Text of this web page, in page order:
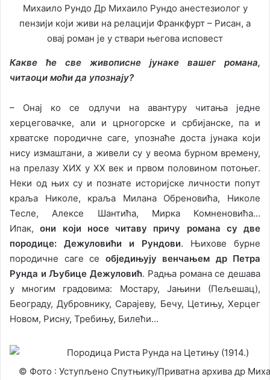
Михаило Рундо Др Михаило Рундо анестезиолог у
пензији који живи на релацији Франкфурт – Рисан, а
овај роман је у ствари његова исповест
Какве ће све живописне јунаке вашег романа,
читаоци моћи да упознају?
– Онај ко се одлучи на авантуру читања једне
херцеговачке, али и црногорске и србијанске, па и
хрватске породичне саге, упознаће доста јунака који
нису измаштани, а живели су у веома бурном времену,
на прелазу XИX у XX век и првом половином потоњег.
Неки од њих су и познате историјске личности попут
краља Николе, краља Милана Обреновића, Николе
Тесле, Алексе Шантића, Мирка Комненовића…
Ипак,они који носе читаву причу романа су две
породице: Дежуловићи и Рундови. Њихове бурне
породичне саге се обједињују венчањем др Петра
Рунда и Љубице Дежуловић. Радња романа се дешава
у многим градовима: Мостару, Јањини (Пељешац),
Београду, Дубровнику, Сарајеву, Бечу, Цетињу, Херцег
Новом, Рисну, Требињу, Билећи…
© Фото : Уступљено Спутњику/Приватна архива др